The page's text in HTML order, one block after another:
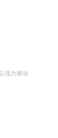
强力驱动